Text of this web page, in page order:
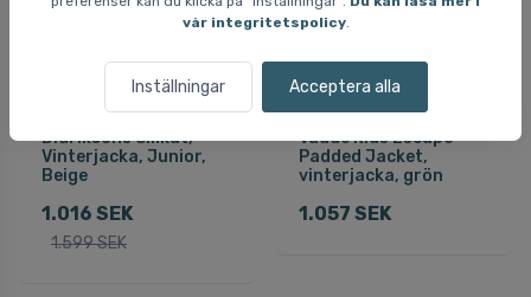
vår integritetspolicy.
Inställningar Acceptera alla
Didriksons Silikat,
Vinterjacka, Junior,
Beige
1.016 SEK
1.599 SEK
Vaude Kids Escape
Padded Jacket,
vinterjacka, grön
1.057 SEK